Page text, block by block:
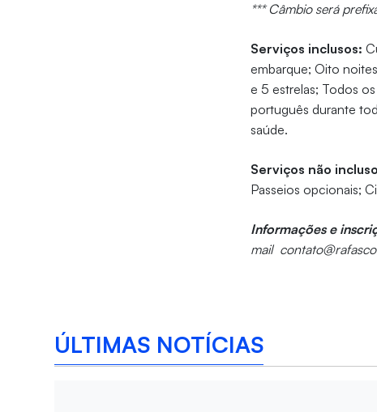
*** Câmbio será
Serviços inclusos:
embarque; Oito
e 5 estrelas; Todos
português durante
saúde.
Serviços não
Passeios opcionais;
Informações e
mail
ÚLTIMAS NOTÍCIAS